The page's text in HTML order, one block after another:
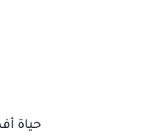
حياة